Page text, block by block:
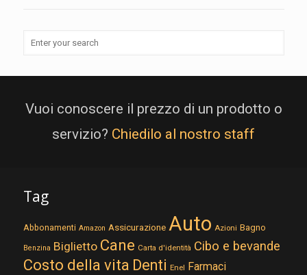
Vuoi conoscere il prezzo di un prodotto o
servizio? Chiedilo al nostro staff
Tag
Abbonamenti Amazon Assicurazione Auto Azioni Bagno
Benzina Biglietto Cane Carta d'identità Cibo e bevande
Costo della vita Denti Enel Farmaci